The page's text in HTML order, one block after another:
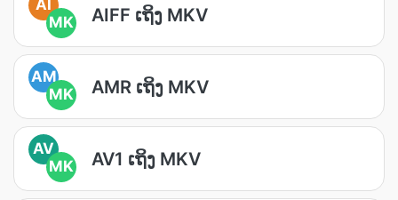
AI
MK
AIFF ເຖິງ MKV
AM
MK
AMR ເຖິງ MKV
AV
MK
AV1 ເຖິງ MKV